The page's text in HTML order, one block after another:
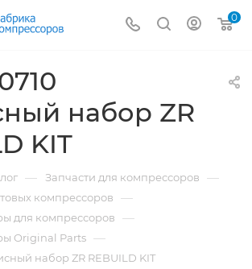
0
набор ZR
KIT
— Запчасти для компрессоров —
компрессоров —
для компрессоров —
Original Parts —
набор ZR REBUILD KIT